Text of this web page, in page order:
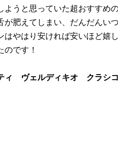
うと思っていた超おすすめ
が肥えてしまい、だんだんい
やはり安ければ安いほど嬉
です！
ィ ヴェルディキオ クラシコ